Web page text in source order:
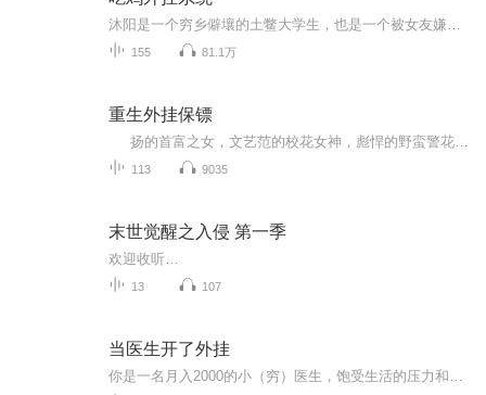
155 81.1万
重生外挂保镖
113 9035
末世觉醒之入侵 第一季
欢迎收听…
13 107
当医生开了外挂